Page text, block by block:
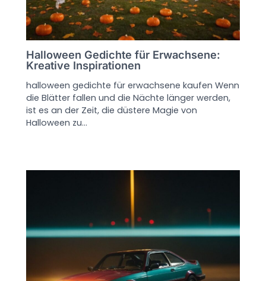
Halloween Gedichte für Erwachsene:
Kreative Inspirationen
halloween gedichte für erwachsene kaufen Wenn
die Blätter fallen und die Nächte länger werden,
ist es an der Zeit, die düstere Magie von
Halloween zu…